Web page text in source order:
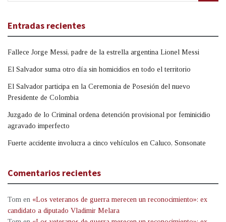
Entradas recientes
Fallece Jorge Messi, padre de la estrella argentina Lionel Messi
El Salvador suma otro día sin homicidios en todo el territorio
El Salvador participa en la Ceremonia de Posesión del nuevo
Presidente de Colombia
Juzgado de lo Criminal ordena detención provisional por feminicidio
agravado imperfecto
Fuerte accidente involucra a cinco vehículos en Caluco, Sonsonate
Comentarios recientes
Tom en «Los veteranos de guerra merecen un reconocimiento»: ex
candidato a diputado Vladimir Melara